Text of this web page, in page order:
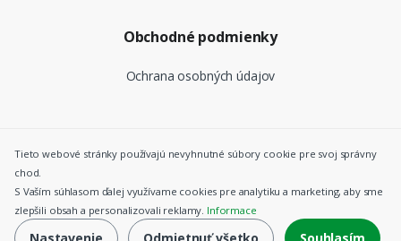
Obchodné podmienky
Ochrana osobných údajov
©Top Nosiče SK- Všetky práva vyhradené |Nastavenie
Tieto webové stránky používajú nevyhnutné súbory cookie pre svoj správny
chod.
S Vaším súhlasom ďalej využívame cookies pre analytiku a marketing, aby sme
zlepšili obsah a personalizovali reklamy. Informace